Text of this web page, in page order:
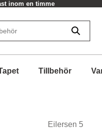
returrätt
Tillbehör
Eilersen 5